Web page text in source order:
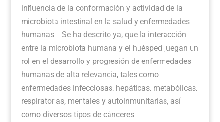
influencia de la conformación y actividad de la
microbiota intestinal en la salud y enfermedades
humanas. Se ha descrito ya, que la interacción
entre la microbiota humana y el huésped juegan un
rol en el desarrollo y progresión de enfermedades
humanas de alta relevancia, tales como
enfermedades infecciosas, hepáticas, metabólicas,
respiratorias, mentales y autoinmunitarias, así
como diversos tipos de cánceres